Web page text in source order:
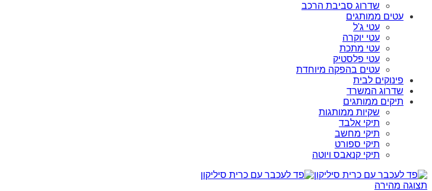
שדרוג סביבת הרכב
עטים ממותגים
עטי ג'ל
עטי יוקרה
עטי מתכת
עטי פלסטיק
עטים בהפקה מיוחדת
פינוקים לבית
שדרוג המשרד
תיקים ממותגים
שקיות ממותגות
תיקי אלבד
תיקי מחשב
תיקי ספורט
תיקי קנאבס ויוטה
תצוגה מהירה